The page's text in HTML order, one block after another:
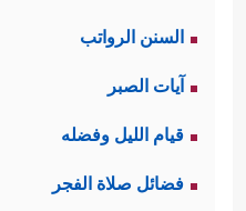
السنن الرواتب
آيات الصبر
قيام الليل وفضله
فضائل صلاة الفجر